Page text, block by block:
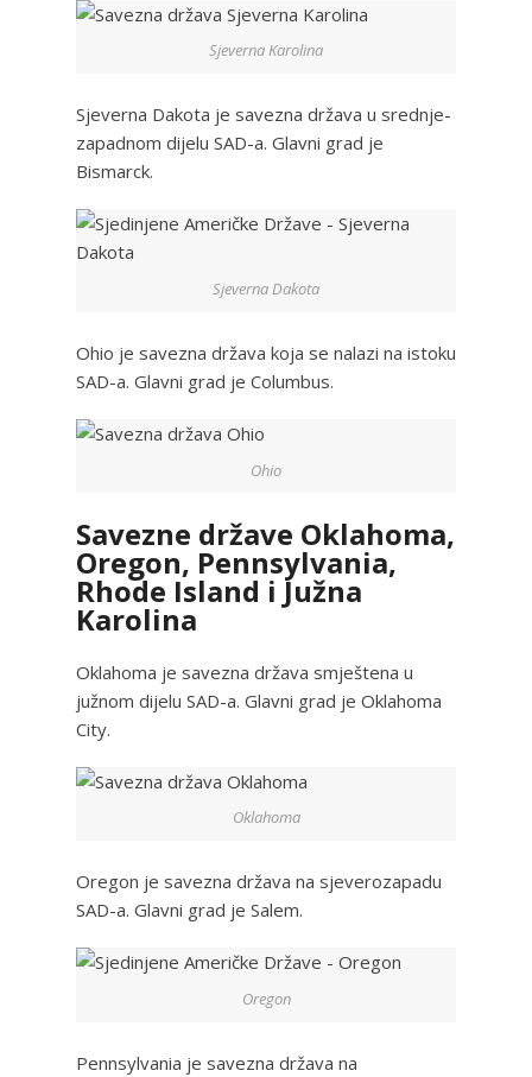
Sjeverna Karolina
Sjeverna Dakota je savezna država u srednje-
zapadnom dijelu SAD-a. Glavni grad je
Bismarck.
Sjeverna Dakota
Ohio je savezna država koja se nalazi na istoku
SAD-a. Glavni grad je Columbus.
Ohio
Savezne države Oklahoma,
Oregon, Pennsylvania,
Rhode Island i Južna
Karolina
Oklahoma je savezna država smještena u
južnom dijelu SAD-a. Glavni grad je Oklahoma
City.
Oklahoma
Oregon je savezna država na sjeverozapadu
SAD-a. Glavni grad je Salem.
Oregon
Pennsylvania je savezna država na